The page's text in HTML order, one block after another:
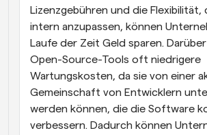
Lizenzgebühren und die
intern anzupassen, können
Laufe der Zeit Geld sparen.
Open-Source-Tools oft niedrigere
Wartungskosten, da sie von einer
Gemeinschaft von Entwicklern
werden können, die die Software
verbessern. Dadurch können